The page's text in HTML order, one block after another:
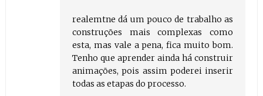
realemtne dá um pouco de trabalho as
construções mais complexas como
esta, mas vale a pena, fica muito bom.
Tenho que aprender ainda há construir
animações, pois assim poderei inserir
todas as etapas do processo.